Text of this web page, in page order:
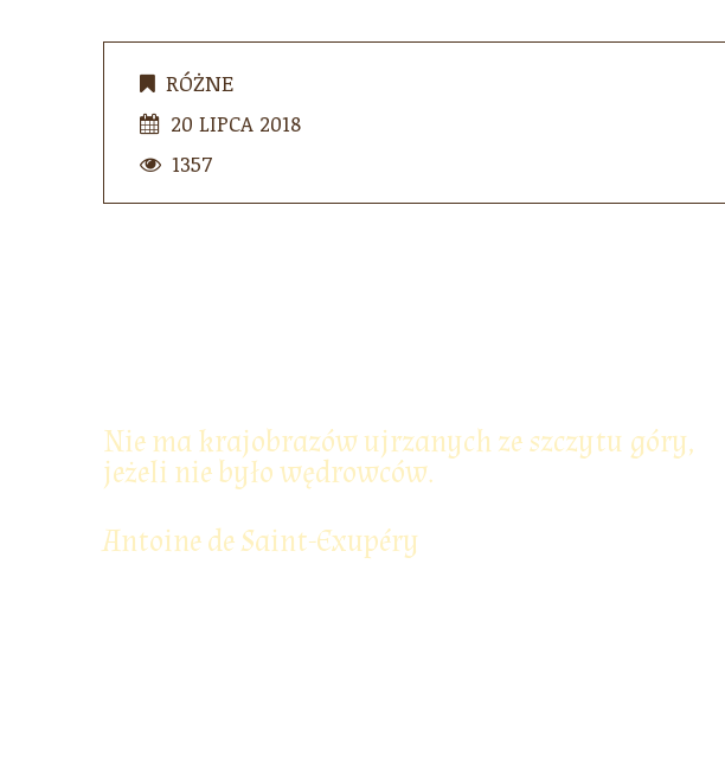
RÓŻNE
20 LIPCA 2018
1357
Nie ma krajobrazów ujrzanych ze szczytu góry,
jeżeli nie było wędrowców.
Antoine de Saint-Exupéry